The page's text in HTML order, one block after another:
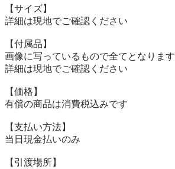
【サイズ】
詳細は現地でご確認ください
【付属品】
画像に写っているもので全てとなります
詳細は現地でご確認ください
【価格】
有償の商品は消費税込みです
【⽀払い⽅法】
当⽇現⾦払いのみ
【引渡場所】